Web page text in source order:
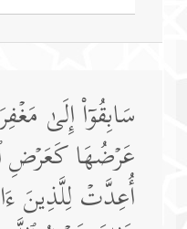
سَابِقُوۤا۟ إِلَىٰ
عَرۡضُهَا كَعَرۡضِ
أُعِدَّتۡ لِلَّذِینَ